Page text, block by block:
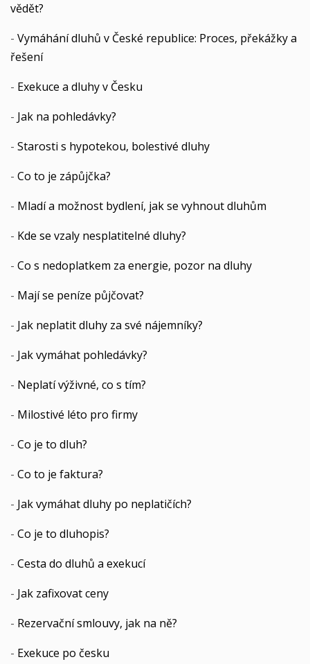
vědět?
- Vymáhání dluhů v České republice: Proces, překážky a
řešení
- Exekuce a dluhy v Česku
- Jak na pohledávky?
- Starosti s hypotekou, bolestivé dluhy
- Co to je zápůjčka?
- Mladí a možnost bydlení, jak se vyhnout dluhům
- Kde se vzaly nesplatitelné dluhy?
- Co s nedoplatkem za energie, pozor na dluhy
- Mají se peníze půjčovat?
- Jak neplatit dluhy za své nájemníky?
- Jak vymáhat pohledávky?
- Neplatí výživné, co s tím?
- Milostivé léto pro firmy
- Co je to dluh?
- Co to je faktura?
- Jak vymáhat dluhy po neplatičích?
- Co je to dluhopis?
- Cesta do dluhů a exekucí
- Jak zafixovat ceny
- Rezervační smlouvy, jak na ně?
- Exekuce po česku